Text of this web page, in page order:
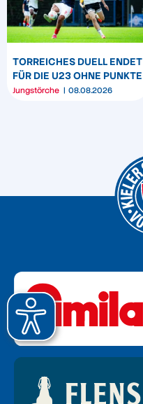
TORREICHES DUELL ENDET
FÜR DIE U23 OHNE PUNKTE
Jungstörche 08.08.2026